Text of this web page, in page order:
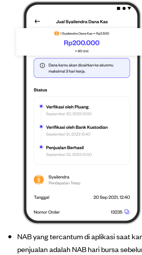
NAB yang tercantum di aplikasi saat
penjualan adalah NAB hari bursa